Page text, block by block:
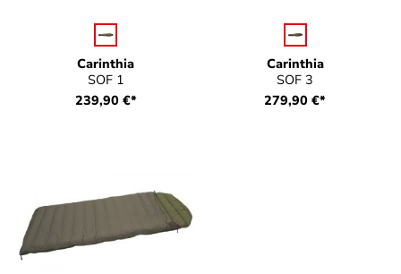
Carinthia
SOF 1
Farbe
239,90 €*
Carinthia
SOF 3
Farbe
279,90 €*